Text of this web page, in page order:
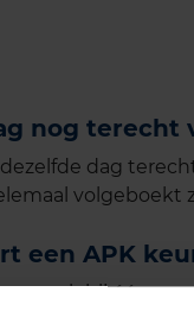
nog terecht
dag
volgeboekt
een APK
bij één